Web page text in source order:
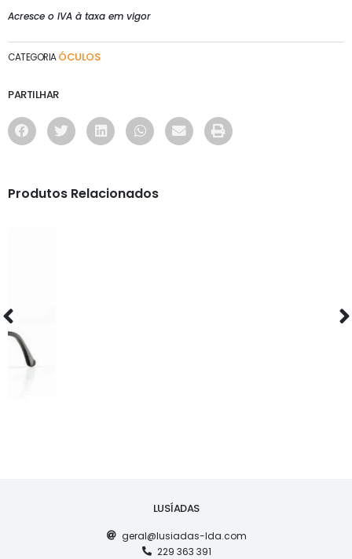
Acresce o IVA à taxa em vigor
CATEGORIA ÓCULOS
PARTILHAR
Produtos Relacionados
LUSÍADAS
geral@lusiadas-lda.com
229 363 391